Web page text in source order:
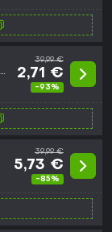
39,99 €
2,71 €
-93%
39,99 €
5,73 €
-85%